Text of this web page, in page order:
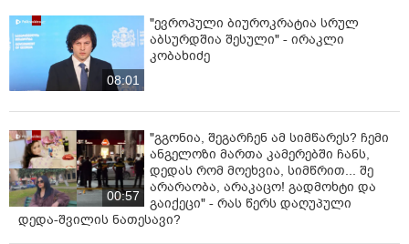
08:01
"ევროპული ბიუროკრატია სრულ
აბსურდშია შესული" - ირაკლი
კობახიძე
00:57
"გგონია, შეგარჩენ ამ სიმწარეს? ჩემი
ანგელოზი მართა კამერებში ჩანს,
დედას რომ მოეხვია, სიმწრით... შე
არარაობა, არაკაცო! გადმოხტი და
გაიქეცი" - რას წერს დაღუპული
დედა-შვილის ნათესავი?